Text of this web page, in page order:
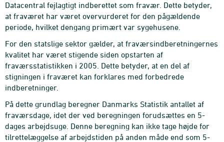
Datacentral fejlagtigt indberettet som fravær. Dette betyder,
at fraværet har været overvurderet for den pågældende
periode, hvilket dengang primært var sygehusene.
For den statslige sektor gælder, at fraværsindberetningernes
kvalitet har været stigende siden opstarten af
fraværsstatistikken i 2005. Dette betyder, at en del af
stigningen i fraværet kan forklares med forbedrede
indberetninger.
På dette grundlag beregner Danmarks Statistik antallet af
fraværsdage, idet der ved beregningen forudsættes en 5-
dages arbejdsuge. Denne beregning kan ikke tage højde for
tilrettelæggelse af arbejdstiden på anden måde end som 5-